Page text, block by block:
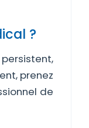
?
prenez
de